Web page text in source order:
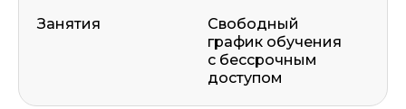
Занятия
Свободный
график обучения
с бессрочным
доступом